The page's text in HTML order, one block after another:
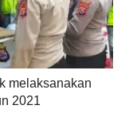
melaksanakan
2021